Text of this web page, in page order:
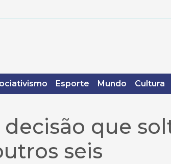
Esporte Mundo Cultura
que
seis